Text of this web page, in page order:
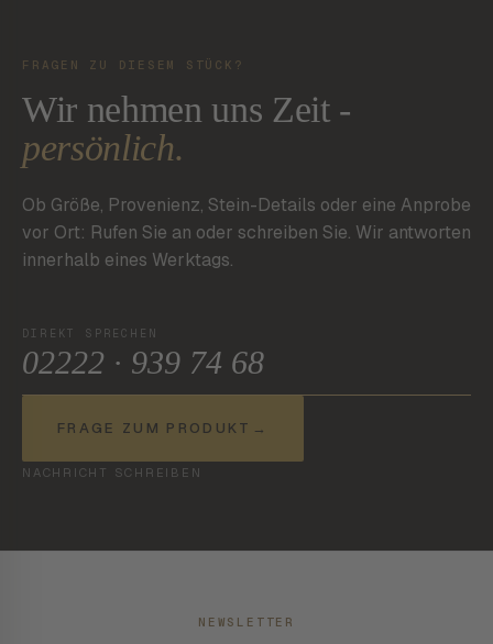
FRAGEN ZU DIESEM STÜCK?
Wir nehmen uns Zeit -
persönlich.
Ob Größe, Provenienz, Stein-Details oder eine Anprobe
vor Ort: Rufen Sie an oder schreiben Sie. Wir antworten
innerhalb eines Werktags.
DIREKT SPRECHEN
02222 · 939 74 68
FRAGE ZUM PRODUKT →
NACHRICHT SCHREIBEN
NEWSLETTER